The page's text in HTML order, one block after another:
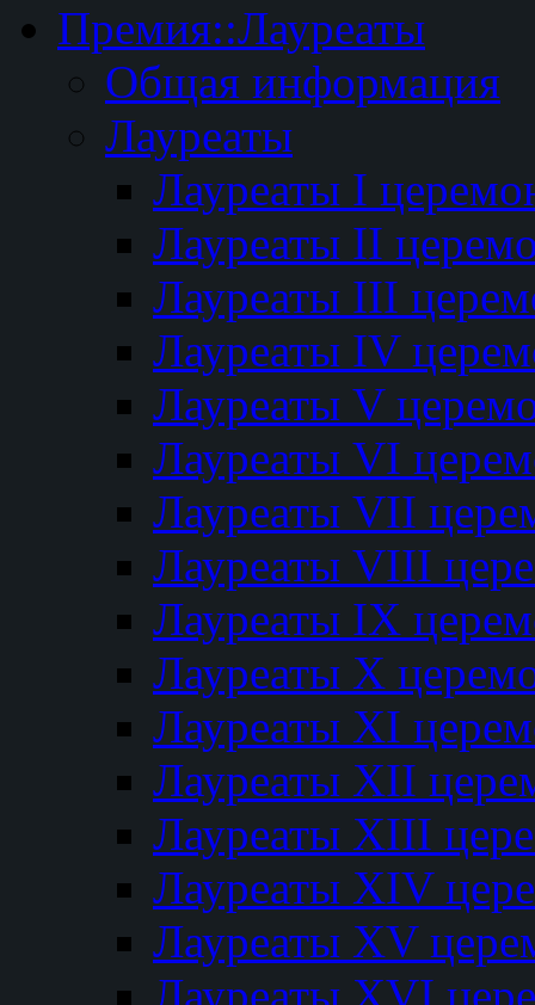
Премия::Лауреаты
Общая информация
Лауреаты
Лауреаты I
Лауреаты II
Лауреаты III
Лауреаты IV
Лауреаты V
Лауреаты VI
Лауреаты VII
Лауреаты VIII
Лауреаты IX
Лауреаты Х
Лауреаты XI
Лауреаты XII
Лауреаты XIII
Лауреаты XIV
Лауреаты XV
Лауреаты XVI